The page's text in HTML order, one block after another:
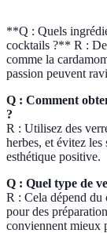
**Q : Quels
cocktails ?** R :
comme la
passion peuvent
Q : Comment
?
R : Utilisez des
herbes, et évitez les
esthétique positive.
Q : Quel type de
R : Cela dépend du
pour des
conviennent mieux